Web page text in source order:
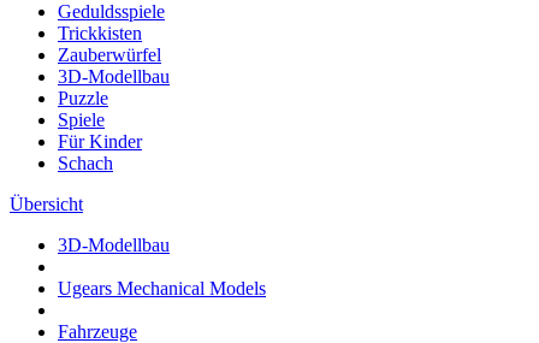
Geduldsspiele
Trickkisten
Zauberwürfel
3D-Modellbau
Puzzle
Spiele
Für Kinder
Schach
Übersicht
3D-Modellbau
Ugears Mechanical Models
Fahrzeuge